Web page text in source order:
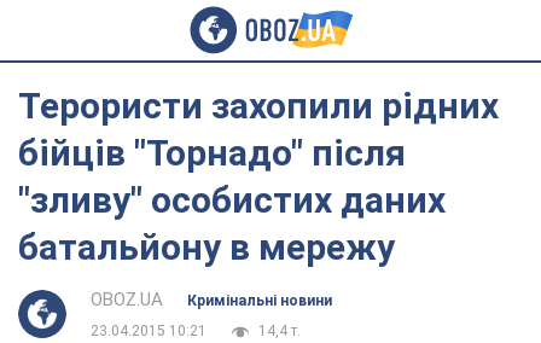
Терористи захопили рідних
бійців "Торнадо" після
"зливу" особистих даних
батальйону в мережу
OBOZ.UA
Кримінальні новини
23.04.2015 10:21
14,4 т.